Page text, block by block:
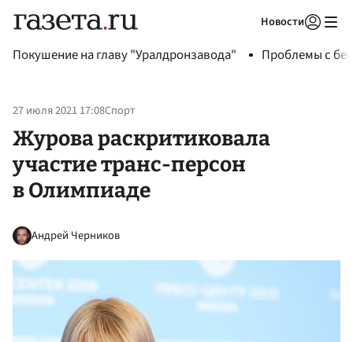
Новости
Покушение на главу "Уралдронзавода" Проблемы с
27 июля 2021 17:08Спорт
Журова раскритиковала
участие транс-персон
в Олимпиаде
Андрей Черников